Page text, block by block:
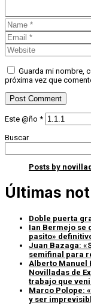
Guarda mi nombre,
próxima vez que
Este @ño *
Buscar
Posts by
Últimas
Doble puerta
Ian Bermejo se
pasito»
Juan Bazaga:
semifinal para
Alberto Manuel
Novilladas de
trabajo que
Marco Polope:
y ser